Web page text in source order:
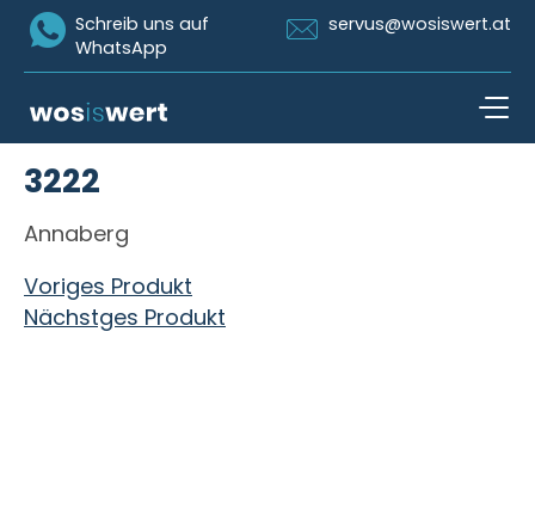
Icon Whatsapp
Schreib uns auf
WhatsApp
Icon Email
servus@wosiswert.at
3222
Annaberg
Beitragsnavigation
Voriges Produkt
Nächstges Produkt